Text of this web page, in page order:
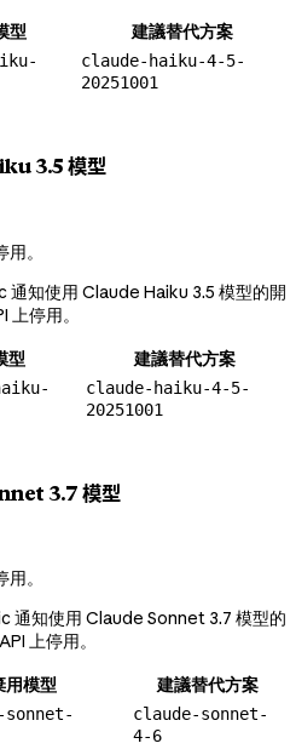
型
建議替代方案
claude-haiku-4-5-
20251001
3.5 模型
。
通知使用 Claude Haiku 3.5 模型的開
停用。
型
建議替代方案
claude-haiku-4-5-
20251001
3.7 模型
。
通知使用 Claude Sonnet 3.7 模型的
上停用。
用模型
建議替代方案
claude-sonnet-
4-6